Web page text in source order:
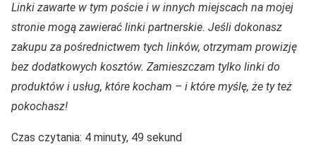
Linki zawarte w tym poście i w innych miejscach na mojej
stronie mogą zawierać linki partnerskie. Jeśli dokonasz
zakupu za pośrednictwem tych linków, otrzymam prowizję
bez dodatkowych kosztów. Zamieszczam tylko linki do
produktów i usług, które kocham – i które myślę, że ty też
pokochasz!
Czas czytania: 4 minuty, 49 sekund